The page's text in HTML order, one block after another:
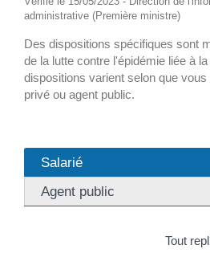
administrative (Première ministre)
Des dispositions spécifiques sont
de la lutte contre l'épidémie liée à
dispositions varient selon que
privé ou agent public.
Salarié
Agent public
Tout